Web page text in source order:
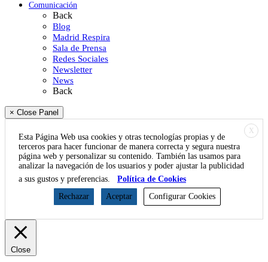
Comunicación
Back
Blog
Madrid Respira
Sala de Prensa
Redes Sociales
Newsletter
News
Back
× Close Panel
X
Esta Página Web usa cookies y otras tecnologías propias y de
terceros para hacer funcionar de manera correcta y segura nuestra
página web y personalizar su contenido. También las usamos para
analizar la navegación de los usuarios y poder ajustar la publicidad
a sus gustos y preferencias.
Política de Cookies
Rechazar
Aceptar Configurar Cookies
Close